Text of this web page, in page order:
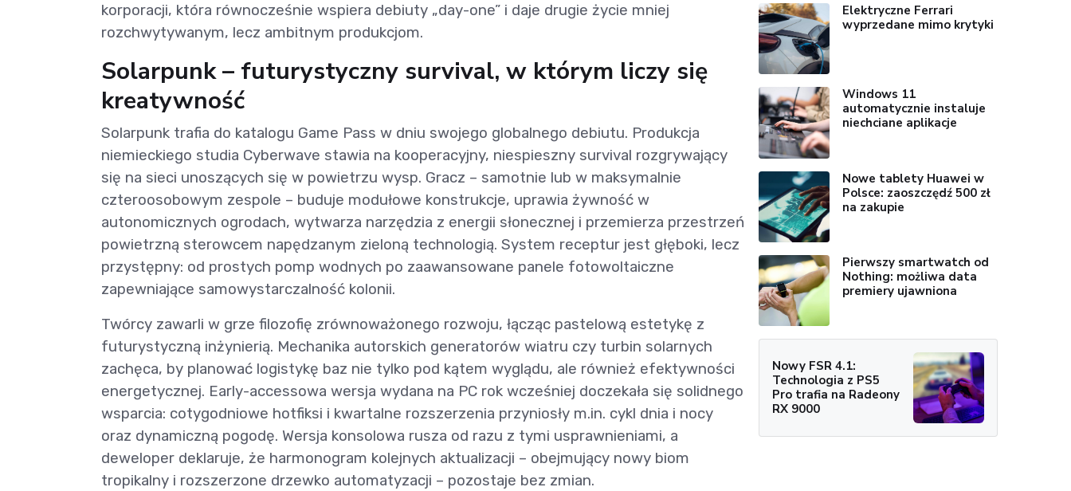
korporacji, która równocześnie wspiera debiuty „day-one” i daje drugie życie mniej
rozchwytywanym, lecz ambitnym produkcjom.
Solarpunk – futurystyczny survival, w którym liczy się
kreatywność
Solarpunk trafia do katalogu Game Pass w dniu swojego globalnego debiutu. Produkcja
niemieckiego studia Cyberwave stawia na kooperacyjny, niespieszny survival rozgrywający
się na sieci unoszących się w powietrzu wysp. Gracz – samotnie lub w maksymalnie
czteroosobowym zespole – buduje modułowe konstrukcje, uprawia żywność w
autonomicznych ogrodach, wytwarza narzędzia z energii słonecznej i przemierza przestrzeń
powietrzną sterowcem napędzanym zieloną technologią. System receptur jest głęboki, lecz
przystępny: od prostych pomp wodnych po zaawansowane panele fotowoltaiczne
zapewniające samowystarczalność kolonii.
Twórcy zawarli w grze filozofię zrównoważonego rozwoju, łącząc pastelową estetykę z
futurystyczną inżynierią. Mechanika autorskich generatorów wiatru czy turbin solarnych
zachęca, by planować logistykę baz nie tylko pod kątem wyglądu, ale również efektywności
energetycznej. Early-accessowa wersja wydana na PC rok wcześniej doczekała się solidnego
wsparcia: cotygodniowe hotfiksi i kwartalne rozszerzenia przyniosły m.in. cykl dnia i nocy
oraz dynamiczną pogodę. Wersja konsolowa rusza od razu z tymi usprawnieniami, a
deweloper deklaruje, że harmonogram kolejnych aktualizacji – obejmujący nowy biom
tropikalny i rozszerzone drzewko automatyzacji – pozostaje bez zmian.
Elektryczne Ferrari
wyprzedane mimo krytyki
Windows 11
automatycznie instaluje
niechciane aplikacje
Nowe tablety Huawei w
Polsce: zaoszczędź 500 zł
na zakupie
Pierwszy smartwatch od
Nothing: możliwa data
premiery ujawniona
Nowy FSR 4.1:
Technologia z PS5
Pro trafia na Radeony
RX 9000